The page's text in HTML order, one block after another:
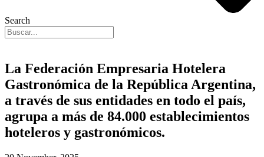
Search
La Federación Empresaria Hotelera
Gastronómica de la República Argentina,
a través de sus entidades en todo el país,
agrupa a más de 84.000 establecimientos
hoteleros y gastronómicos.